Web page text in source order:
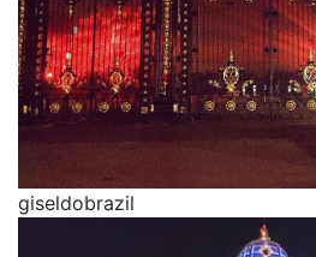
giseldobrazil